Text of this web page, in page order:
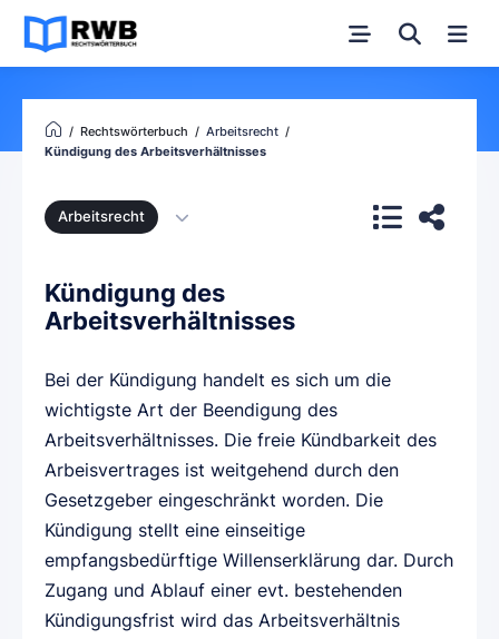
Rechtswörterbuch
Arbeitsrecht
Kündigung des Arbeitsverhältnisses
Arbeitsrecht
Kündigung des
Arbeitsverhältnisses
Bei der Kündigung handelt es sich um die
wichtigste Art der Beendigung des
Arbeitsverhältnisses. Die freie Kündbarkeit des
Arbeisvertrages ist weitgehend durch den
Gesetzgeber eingeschränkt worden. Die
Kündigung stellt eine einseitige
empfangsbedürftige Willenserklärung dar. Durch
Zugang und Ablauf einer evt. bestehenden
Kündigungsfrist wird das Arbeitsverhältnis